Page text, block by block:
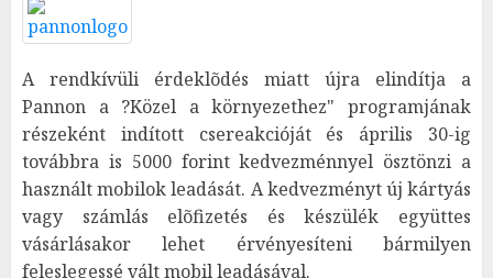
A rendkívüli érdeklõdés miatt újra elindítja a
Pannon a ?Közel a környezethez" programjának
részeként indított csereakcióját és április 30-ig
továbbra is 5000 forint kedvezménnyel ösztönzi a
használt mobilok leadását. A kedvezményt új kártyás
vagy számlás elõfizetés és készülék együttes
vásárlásakor lehet érvényesíteni bármilyen
feleslegessé vált mobil leadásával.